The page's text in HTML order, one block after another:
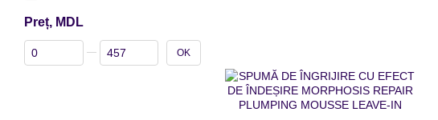
Preț, MDL
De la Preț, MDL
Până la Preț, MDL OK